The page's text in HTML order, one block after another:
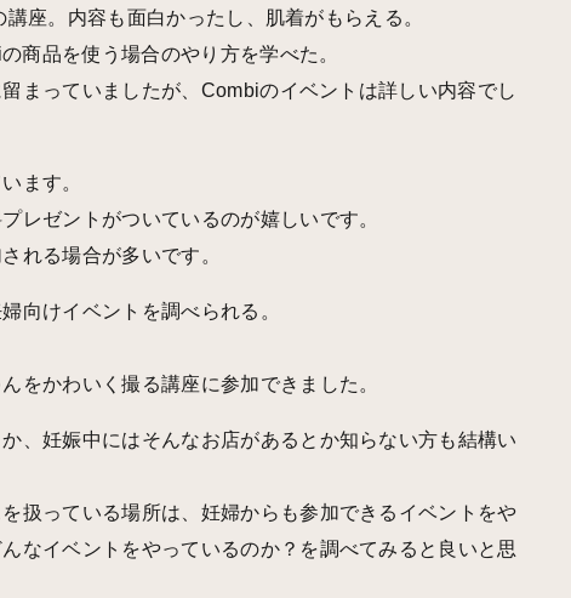
座。内容も面白かったし、肌着がもらえる。
商品を使う場合のやり方を学べた。
まっていましたが、Combiのイベントは詳しい内容でし
ます。
レゼントがついているのが嬉しいです。
れる場合が多いです。
向けイベントを調べられる。
をかわいく撮る講座に参加できました。
、妊娠中にはそんなお店があるとか知らない方も結構い
扱っている場所は、妊婦からも参加できるイベントをや
なイベントをやっているのか？を調べてみると良いと思